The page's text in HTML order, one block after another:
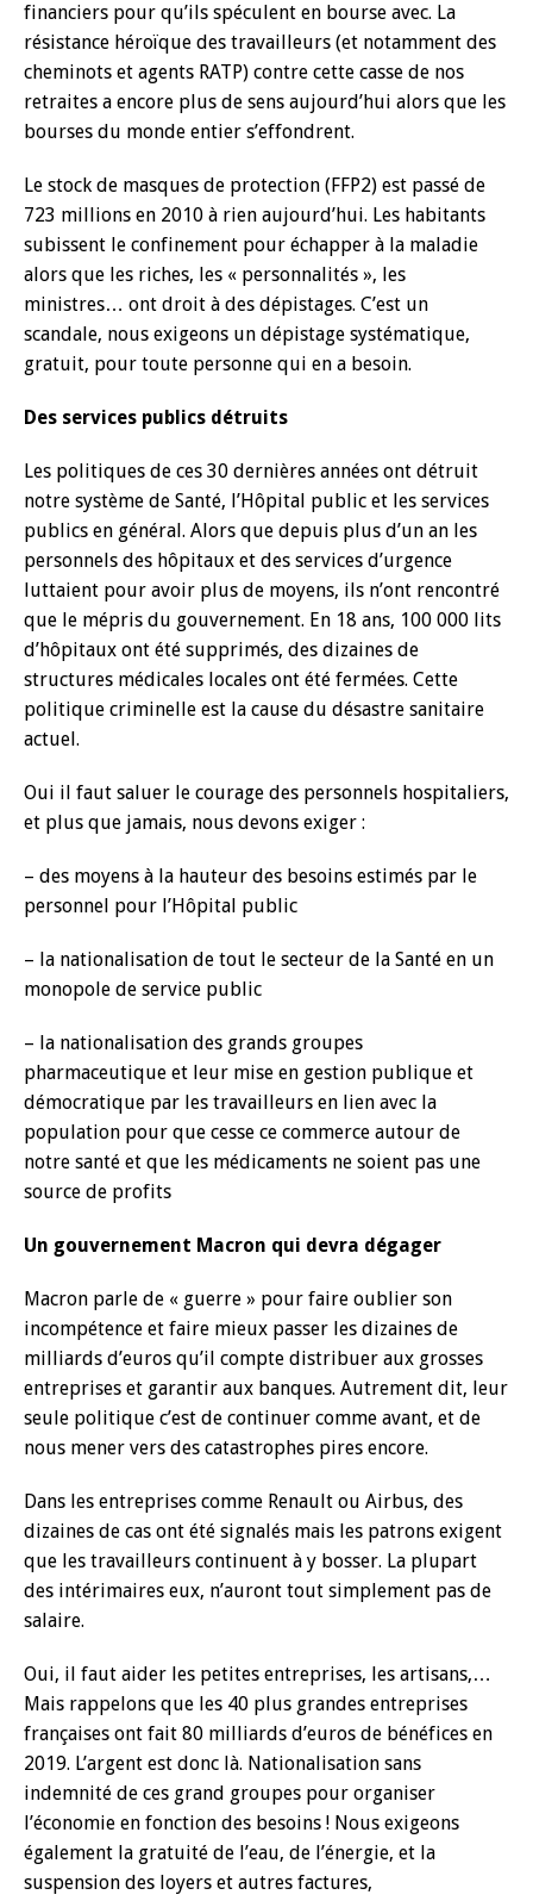
financiers pour qu’ils spéculent en bourse avec. La
résistance héroïque des travailleurs (et notamment des
cheminots et agents RATP) contre cette casse de nos
retraites a encore plus de sens aujourd’hui alors que les
bourses du monde entier s’effondrent.
Le stock de masques de protection (FFP2) est passé de
723 millions en 2010 à rien aujourd’hui. Les habitants
subissent le confinement pour échapper à la maladie
alors que les riches, les « personnalités », les
ministres… ont droit à des dépistages. C’est un
scandale, nous exigeons un dépistage systématique,
gratuit, pour toute personne qui en a besoin.
Des services publics détruits
Les politiques de ces 30 dernières années ont détruit
notre système de Santé, l’Hôpital public et les services
publics en général. Alors que depuis plus d’un an les
personnels des hôpitaux et des services d’urgence
luttaient pour avoir plus de moyens, ils n’ont rencontré
que le mépris du gouvernement. En 18 ans, 100 000 lits
d’hôpitaux ont été supprimés, des dizaines de
structures médicales locales ont été fermées. Cette
politique criminelle est la cause du désastre sanitaire
actuel.
Oui il faut saluer le courage des personnels hospitaliers,
et plus que jamais, nous devons exiger :
– des moyens à la hauteur des besoins estimés par le
personnel pour l’Hôpital public
– la nationalisation de tout le secteur de la Santé en un
monopole de service public
– la nationalisation des grands groupes
pharmaceutique et leur mise en gestion publique et
démocratique par les travailleurs en lien avec la
population pour que cesse ce commerce autour de
notre santé et que les médicaments ne soient pas une
source de profits
Un gouvernement Macron qui devra dégager
Macron parle de « guerre » pour faire oublier son
incompétence et faire mieux passer les dizaines de
milliards d’euros qu’il compte distribuer aux grosses
entreprises et garantir aux banques. Autrement dit, leur
seule politique c’est de continuer comme avant, et de
nous mener vers des catastrophes pires encore.
Dans les entreprises comme Renault ou Airbus, des
dizaines de cas ont été signalés mais les patrons exigent
que les travailleurs continuent à y bosser. La plupart
des intérimaires eux, n’auront tout simplement pas de
salaire.
Oui, il faut aider les petites entreprises, les artisans,…
Mais rappelons que les 40 plus grandes entreprises
françaises ont fait 80 milliards d’euros de bénéfices en
2019. L’argent est donc là. Nationalisation sans
indemnité de ces grand groupes pour organiser
l’économie en fonction des besoins ! Nous exigeons
également la gratuité de l’eau, de l’énergie, et la
suspension des loyers et autres factures,